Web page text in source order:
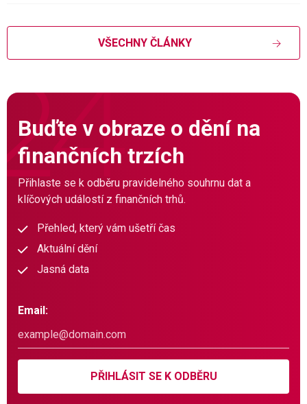
VŠECHNY ČLÁNKY
Buďte v obraze o dění na
finančních trzích
Přihlaste se k odběru pravidelného souhrnu dat a
klíčových událostí z finančních trhů.
Přehled, který vám ušetří čas
Aktuální dění
Jasná data
Email:
PŘIHLÁSIT SE K ODBĚRU